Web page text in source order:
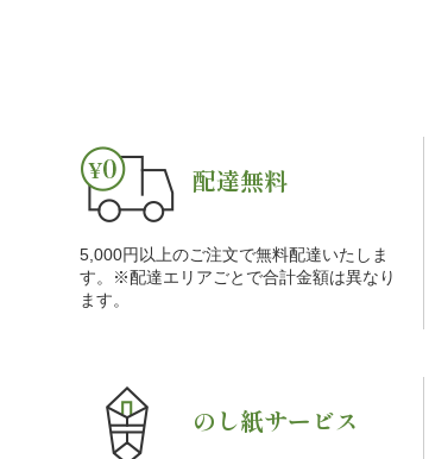
配達無料
5,000円以上のご注文で無料配達いたしま
す。※配達エリアごとで合計金額は異なり
ます。
のし紙サービス